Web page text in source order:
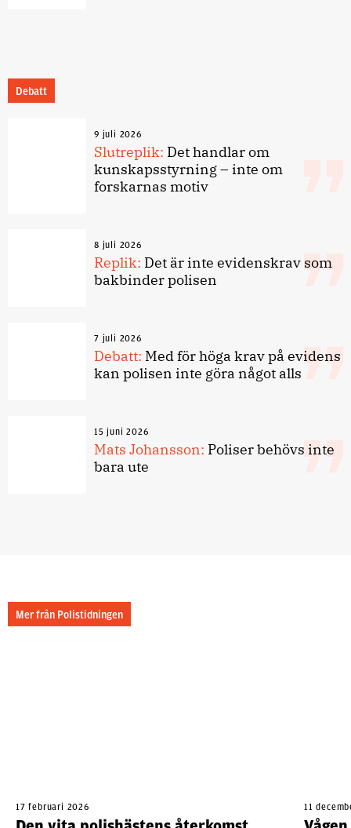
Debatt
9 juli 2026
Slutreplik: Det handlar om
kunskapsstyrning – inte om
forskarnas motiv
8 juli 2026
Replik: Det är inte evidenskrav som
bakbinder polisen
7 juli 2026
Debatt: Med för höga krav på evidens
kan polisen inte göra något alls
15 juni 2026
Mats Johansson: Poliser behövs inte
bara ute
Mer från Polistidningen
17 februari 2026 11